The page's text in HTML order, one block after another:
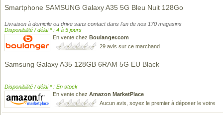
Smartphone SAMSUNG Galaxy A35 5G Bleu Nuit 128Go
Livraison à domicile ou drive sans contact dans l'un de nos 170 magasins
Disponibilité / délai * : 4 à 5 jours
En vente chez Boulanger.com
29 avis sur ce marchand
Samsung Galaxy A35 128GB 6RAM 5G EU Black
Disponibilité / délai * : En stock
En vente chez Amazon MarketPlace
Aucun avis, soyez le premier à déposer le votre